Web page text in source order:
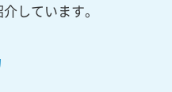
しています。